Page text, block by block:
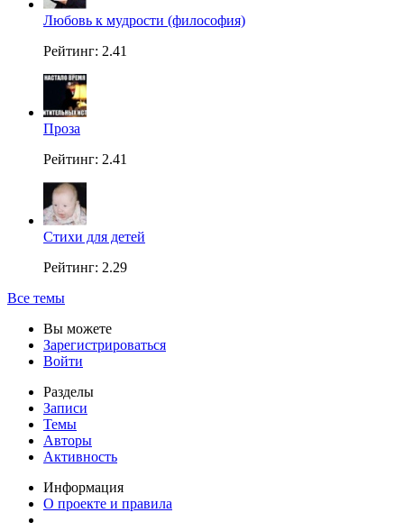
Любовь к мудрости (философия)
Рейтинг: 2.41
Проза
Рейтинг: 2.41
Стихи для детей
Рейтинг: 2.29
Все темы
Вы можете
Зарегистрироваться
Войти
Разделы
Записи
Темы
Авторы
Активность
Информация
О проекте и правила